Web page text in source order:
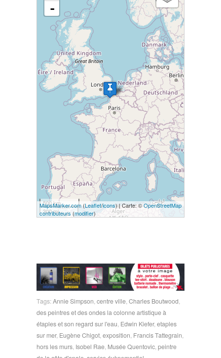
-
500 km
300 mi
MapsMarker.com(Leaflet/icons) | Carte: ©OpenStreetMap
contributeurs (modifier)
Tags:Annie Simpson,centre ville,Charles Boutwood,
des peintres et des ondes la colonne artistique à
étaples et son regard sur l'eau, Edwin Kiefer,etaples
sur mer, Eugène Chigot,exposition, Francis Tattegrain,
hors les murs, Isobel Rae, Musée Quentovic,peintre